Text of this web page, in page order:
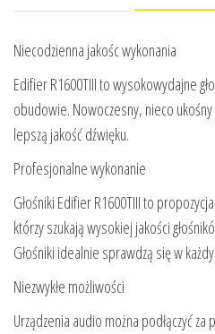
Niecodzienna jakośc wykonania
Edifier R1600TIII to wysokowydajne
obudowie. Nowoczesny, nieco ukośny
lepszą jakość dźwięku.
Profesjonalne wykonanie
Głośniki Edifier R1600TIII to
którzy szukają wysokiej jakości
Głośniki idealnie sprawdzą się w
Niezwykłe możliwości
Urządzenia audio można podłączyć